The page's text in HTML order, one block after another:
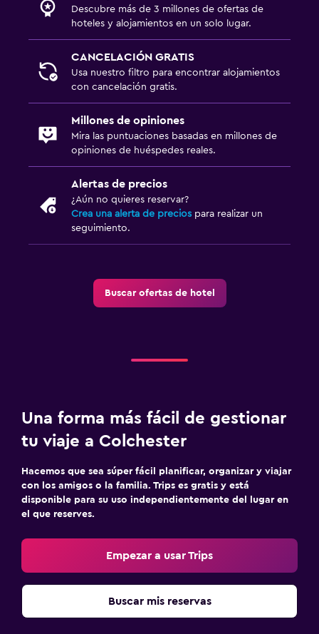
Descubre más de 3 millones de ofertas de
hoteles y alojamientos en un solo lugar.
CANCELACIÓN GRATIS
Usa nuestro filtro para encontrar alojamientos
con cancelación gratis.
Millones de opiniones
Mira las puntuaciones basadas en millones de
opiniones de huéspedes reales.
Alertas de precios
¿Aún no quieres reservar?
Crea una alerta de precios para realizar un
seguimiento.
Buscar ofertas de hotel
Una forma más fácil de gestionar
tu viaje a Colchester
Hacemos que sea súper fácil planificar, organizar y viajar
con los amigos o la familia. Trips es gratis y está
disponible para su uso independientemente del lugar en
el que reserves.
Empezar a usar Trips
Buscar mis reservas